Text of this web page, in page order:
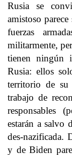
Rusia se
amistoso
fuerzas
militarmente,
tienen ningún
Rusia: ellos
territorio de
trabajo de
responsables
estarán a salvo
des-nazificada.
y de Biden